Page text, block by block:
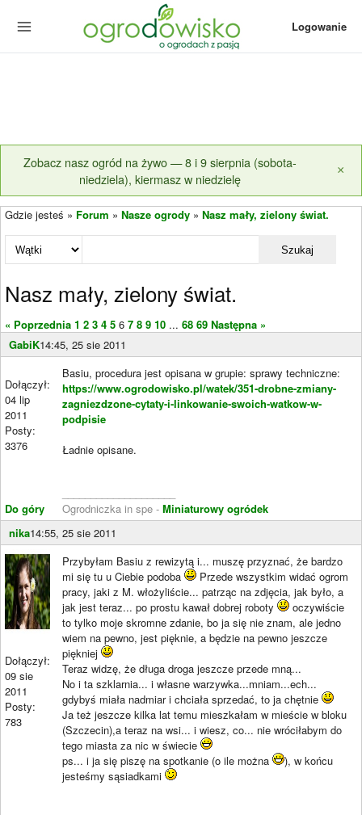
Logowanie
Zobacz nasz ogród na żywo — 8 i 9 sierpnia (sobota-
niedziela), kiermasz w niedzielę
×
Gdzie jesteś » Forum » Nasze ogrody » Nasz mały, zielony świat.
Szukaj
Nasz mały, zielony świat.
« Poprzednia 1 2 3 4 5 6 7 8 9 10 ... 68 69 Następna »
GabiK14:45, 25 sie 2011
Dołączył:
04 lip
2011
Posty:
3376
Do góry
Basiu, procedura jest opisana w grupie: sprawy techniczne:
https://www.ogrodowisko.pl/watek/351-drobne-zmiany-
zagniezdzone-cytaty-i-linkowanie-swoich-watkow-w-
podpisie
Ładnie opisane.
Ogrodniczka in spe - Miniaturowy ogródek
nika14:55, 25 sie 2011
Dołączył:
09 sie
2011
Posty:
783
Przybyłam Basiu z rewizytą i... muszę przyznać, że bardzo
mi się tu u Ciebie podoba
Przede wszystkim widać ogrom
pracy, jaki z M. włożyliście... patrząc na zdjęcia, jak było, a
jak jest teraz... po prostu kawał dobrej roboty
oczywiście
to tylko moje skromne zdanie, bo ja się nie znam, ale jedno
wiem na pewno, jest pięknie, a będzie na pewno jeszcze
piękniej
Teraz widzę, że długa droga jeszcze przede mną...
No i ta szklarnia... i własne warzywka...mniam...ech...
gdybyś miała nadmiar i chciała sprzedać, to ja chętnie
Ja też jeszcze kilka lat temu mieszkałam w mieście w bloku
(Szczecin),a teraz na wsi... i wiesz, co... nie wróciłabym do
tego miasta za nic w świecie
ps... i ja się piszę na spotkanie (o ile można
), w końcu
jesteśmy sąsiadkami